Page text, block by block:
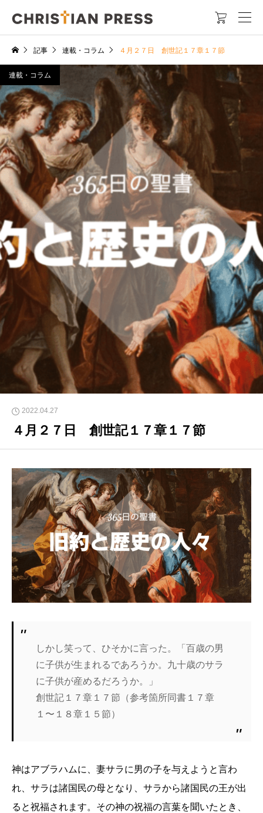

記事 連載・コラム ４月２７日 創世記１７章１７節
連載・コラム
2022.04.27
４月２７日 創世記１７章１７節
しかし笑って、ひそかに言った。「百歳の男
に子供が生まれるであろうか。九十歳のサラ
に子供が産めるだろうか。」
創世記１７章１７節（参考箇所同書１７章
１〜１８章１５節）
神はアブラハムに、妻サラに男の子を与えようと言わ
れ、サラは諸国民の母となり、サラから諸国民の王が出
ると祝福されます。その神の祝福の言葉を聞いたとき、